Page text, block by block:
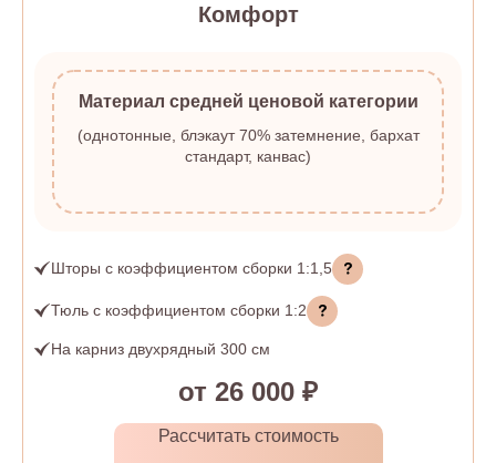
Комфорт
Материал средней ценовой категории
(однотонные, блэкаут 70% затемнение, бархат
стандарт, канвас)
Шторы с коэффициентом сборки 1:1,5
Тюль с коэффициентом сборки 1:2
На карниз двухрядный 300 см
от 26 000 ₽
Рассчитать стоимость